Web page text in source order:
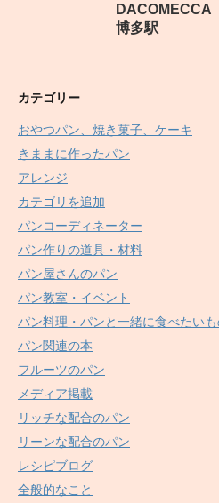
DACOMECCA
博多駅
カテゴリー
おやつパン、焼き菓子、ケーキ
きままに作ったパン
アレンジ
カテゴリを追加
パンコーディネーター
パン作りの道具・材料
パン屋さんのパン
パン教室・イベント
パン料理・パンと一緒に食べたい
パン関連の本
フルーツのパン
メディア掲載
リッチな配合のパン
リーンな配合のパン
レシピブログ
全般的なこと